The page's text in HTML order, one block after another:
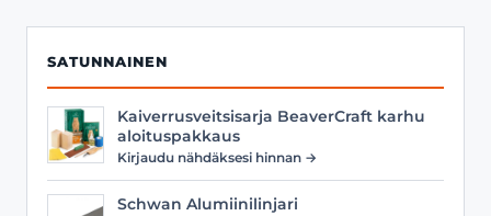
SATUNNAINEN
Kaiverrusveitsisarja BeaverCraft karhu
aloituspakkaus
Kirjaudu nähdäksesi hinnan →
Schwan Alumiinilinjari